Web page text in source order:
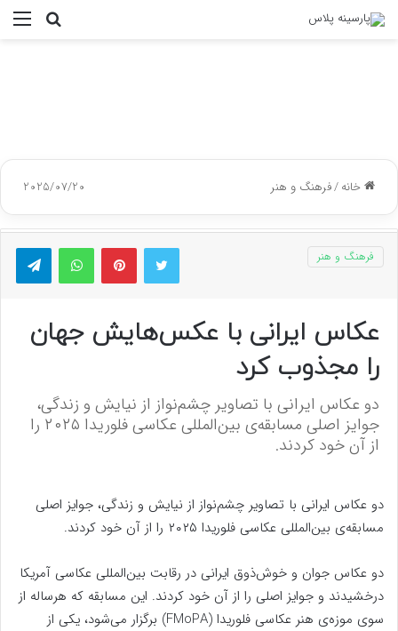
جستجو
خانه/فرهنگ و هنر 2025/07/20
توییتر پینتریستواتس آپ
فرهنگ و هنر
عکاس ایرانی با عکس‌هایش جهان
را مجذوب کرد
دو عکاس ایرانی با تصاویر چشم‌نواز از نیایش و زندگی،
جوایز اصلی مسابقه‌ی بین‌المللی عکاسی فلوریدا ۲۰۲۵ را
از آن خود کردند.
دو عکاس ایرانی با تصاویر چشم‌نواز از نیایش و زندگی، جوایز اصلی
مسابقه‌ی بین‌المللی عکاسی فلوریدا ۲۰۲۵ را از آن خود کردند.
دو عکاس جوان و خوش‌ذوق ایرانی در رقابت بین‌المللی عکاسی آمریکا
درخشیدند و جوایز اصلی را از آن خود کردند. این مسابقه که هرساله از
سوی موزه‌ی هنر عکاسی فلوریدا (FMoPA) برگزار می‌شود، یکی از